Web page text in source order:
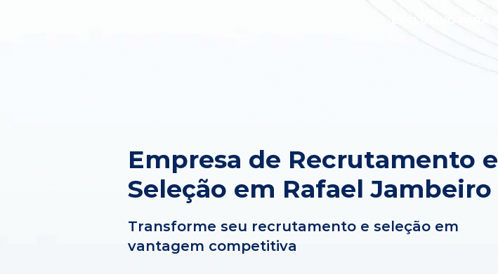
Empresa de Recrutamento e
Seleção em Rafael Jambeiro
Transforme seu recrutamento e seleção em
vantagem competitiva